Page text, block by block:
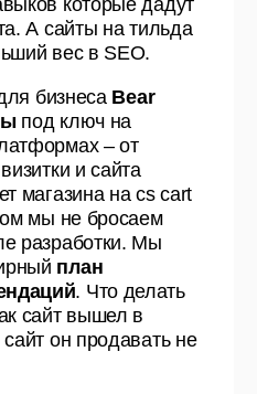
которые дадут
А сайты на тильда
вес в SEO.
бизнеса Bear
под ключ на
– от
и сайта
магазина на cs cart
мы не бросаем
разработки. Мы
план
. Что делать
сайт вышел в
он продавать не